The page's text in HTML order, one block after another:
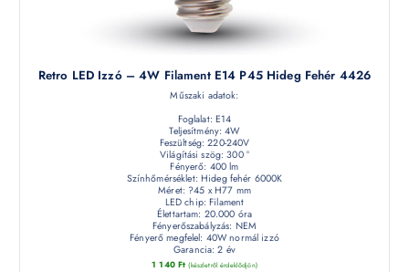
Retro LED Izzó – 4W Filament E14 P45 Hideg Fehér 4426
Műszaki adatok:
Foglalat: E14
Teljesítmény: 4W
Feszültség: 220-240V
Világítási szög: 300 °
Fényerő: 400 lm
Színhőmérséklet: Hideg fehér 6000K
Méret: ?45 x H77 mm
LED chip: Filament
Élettartam: 20.000 óra
Fényerőszabályzás: NEM
Fényerő megfelel: 40W normál izzó
Garancia: 2 év
1 140 Ft (készletről érdeklődjön)